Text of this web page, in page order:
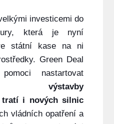
investicemi do
která je nyní
státní kase na ni
Green Deal
nastartovat
výstavby
tratí i nových silnic
vládních opatření a